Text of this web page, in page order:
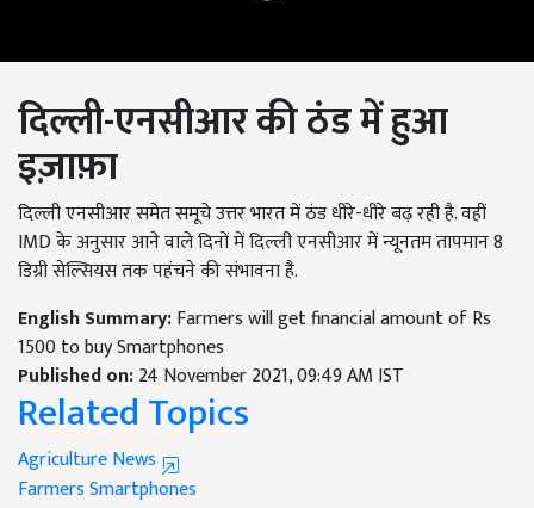
दिल्ली-एनसीआर की ठंड में हुआ
इज़ाफ़ा
दिल्ली एनसीआर समेत समूचे उत्तर भारत में ठंड धीरे-धीरे बढ़ रही है. वहीं
IMD के अनुसार आने वाले दिनों में दिल्ली एनसीआर में न्यूनतम तापमान 8
डिग्री सेल्सियस तक पहंचने की संभावना है.
English Summary:Farmers will get financial amount of Rs
1500 to buy Smartphones
Published on:24 November 2021, 09:49 AM IST
Related Topics
Agriculture News
FarmersSmartphones